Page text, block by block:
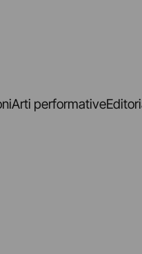
Arti performative